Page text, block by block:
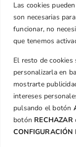
Las cookies
son necesarias
funcionar, no
que tenemos
El resto de cookies
personalizarla en
mostrarte
intereses
pulsando el botón
botón RECHAZAR
CONFIGURACIÓN